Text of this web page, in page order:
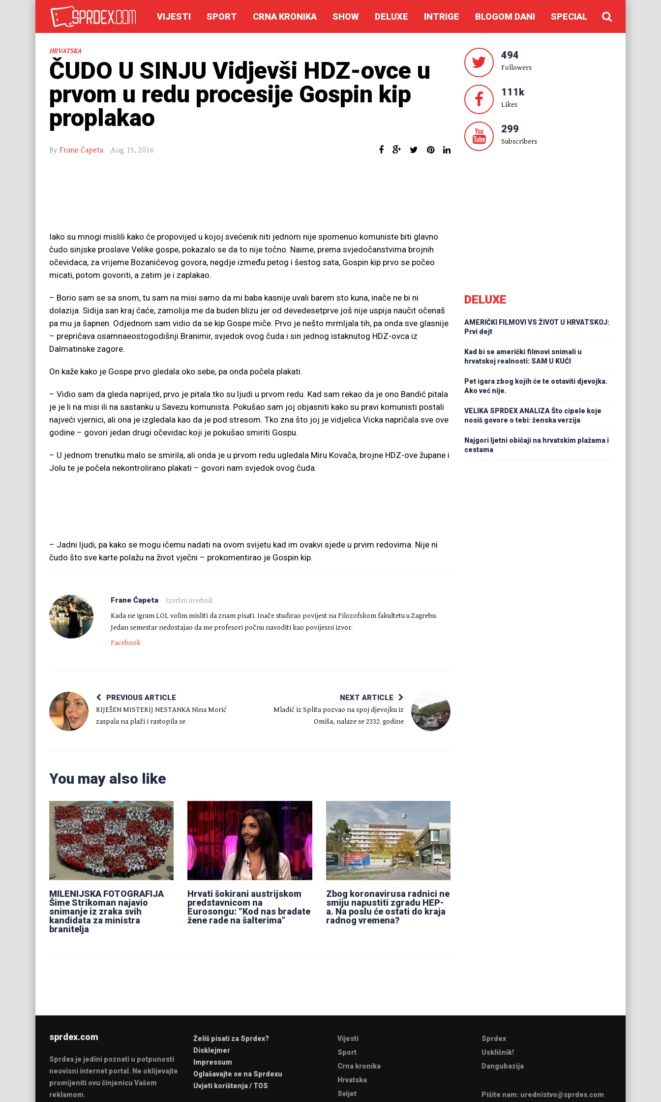
VIJESTI SPORT CRNA KRONIKA SHOW DELUXE INTRIGE BLOGOM DANI SPECIAL
HRVATSKA
ČUDO U SINJU Vidjevši HDZ-ovce u
prvom u redu procesije Gospin kip
proplakao
By Frane Ćapeta Aug 15, 2016
Iako su mnogi mislili kako će propovijed u kojoj svećenik niti jednom nije spomenuo komuniste biti glavno
čudo sinjske proslave Velike gospe, pokazalo se da to nije točno. Naime, prema svjedočanstvima brojnih
očevidaca, za vrijeme Bozanićevog govora, negdje između petog i šestog sata, Gospin kip prvo se počeo
micati, potom govoriti, a zatim je i zaplakao.
– Borio sam se sa snom, tu sam na misi samo da mi baba kasnije uvali barem sto kuna, inače ne bi ni
dolazija. Sidija san kraj ćaće, zamolija me da buden blizu jer od devedesetprve još nije uspija naučit očenaš
pa mu ja šapnen. Odjednom sam vidio da se kip Gospe miče. Prvo je nešto mrmljala tih, pa onda sve glasnije
– prepričava osamnaeostogodišnji Branimir, svjedok ovog čuda i sin jednog istaknutog HDZ-ovca iz
Dalmatinske zagore.
On kaže kako je Gospe prvo gledala oko sebe, pa onda počela plakati.
– Vidio sam da gleda naprijed, prvo je pitala tko su ljudi u prvom redu. Kad sam rekao da je ono Bandić pitala
je je li na misi ili na sastanku u Savezu komunista. Pokušao sam joj objasniti kako su pravi komunisti postali
najveći vjernici, ali ona je izgledala kao da je pod stresom. Tko zna što joj je vidjelica Vicka napričala sve ove
godine – govori jedan drugi očevidac koji je pokušao smiriti Gospu.
– U jednom trenutku malo se smirila, ali onda je u prvom redu ugledala Miru Kovača, brojne HDZ-ove župane i
Jolu te je počela nekontrolirano plakati – govori nam svjedok ovog čuda.
– Jadni ljudi, pa kako se mogu ičemu nadati na ovom svijetu kad im ovakvi sjede u prvim redovima. Nije ni
čudo što sve karte polažu na život vječni – prokomentirao je Gospin kip.
Frane Ćapeta
Izvršni urednik
Kada ne igram LOL volim misliti da znam pisati. Inače studirao povijest na Filozofskom fakultetu u Zagrebu.
Jedan semestar nedostajao da me profesori počnu navoditi kao povijesni izvor.
Facebook
PREVIOUS ARTICLE
RIJEŠEN MISTERIJ NESTANKA Nina Morić
zaspala na plaži i rastopila se
NEXT ARTICLE
Mladić iz Splita pozvao na spoj djevojku iz
Omiša, nalaze se 2332. godine
You may also like
MILENIJSKA FOTOGRAFIJA
Šime Strikoman najavio
snimanje iz zraka svih
kandidata za ministra
branitelja
Hrvati šokirani austrijskom
predstavnicom na
Eurosongu: “Kod nas bradate
žene rade na šalterima”
Zbog koronavirusa radnici ne
smiju napustiti zgradu HEP-
a. Na poslu će ostati do kraja
radnog vremena?
494
Followers
111k
Likes
299
Subscribers
DELUXE
AMERIČKI FILMOVI VS ŽIVOT U HRVATSKOJ:
Prvi dejt
Kad bi se američki filmovi snimali u
hrvatskoj realnosti: SAM U KUĆI
Pet igara zbog kojih će te ostaviti djevojka.
Ako već nije.
VELIKA SPRDEX ANALIZA Što cipele koje
nosiš govore o tebi: ženska verzija
Najgori ljetni običaji na hrvatskim plažama i
cestama
sprdex.com
Sprdex je jedini poznati u potpunosti
neovisni internet portal. Ne oklijevajte
promijeniti ovu činjenicu Vašom
reklamom.
Želiš pisati za Sprdex?
Disklejmer
Impressum
Oglašavajte se na Sprdexu
Uvjeti korištenja / TOS
Vijesti
Sport
Crna kronika
Hrvatska
Svijet
Sprdex
Uskličnik!
Dangubazija
Pišite nam: urednistvo@sprdex.com